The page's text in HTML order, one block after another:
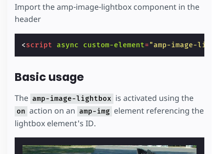
Import the amp-image-lightbox component in the
header
<script async custom-element="amp-image-
Basic usage
The amp-image-lightbox is activated using the
on action on an amp-img element referencing the
lightbox element's ID.